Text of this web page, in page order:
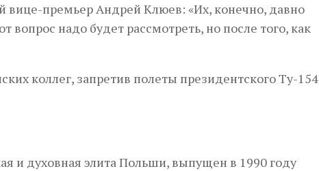
вице-премьер Андрей Клюев: «Их, конечно, давно
вопрос надо будет рассмотреть, но после того, как
коллег, запретив полеты президентского Ту-154
и духовная элита Польши, выпущен в 1990 году